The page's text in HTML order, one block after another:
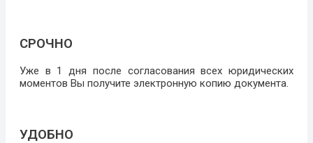
СРОЧНО
Уже в 1 дня после согласования всех юридических
моментов Вы получите электронную копию документа.
УДОБНО